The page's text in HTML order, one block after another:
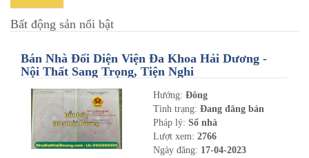
Bất động sản nổi bật
Bán Nhà Đối Diện Viện Đa Khoa Hải Dương -
Nội Thất Sang Trọng, Tiện Nghi
Hướng: Đông
Tình trạng: Đang đăng bán
Pháp lý: Sổ nhà
Lượt xem: 2766
Ngày đăng: 17-04-2023